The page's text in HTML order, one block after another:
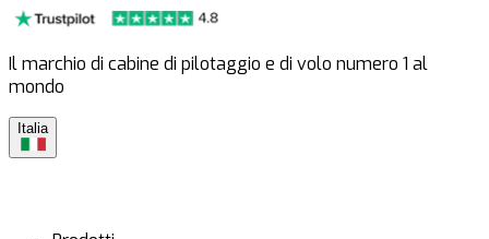
Il marchio di cabine di pilotaggio e di volo numero 1 al
mondo
Italia